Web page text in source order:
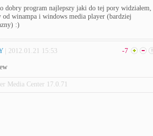
dobry program najlepszy jaki do tej pory widziałem,
od winampa i windows media player (bardziej
:)
| 2012.01.21 15:53 -7
Media Center 17.0.71